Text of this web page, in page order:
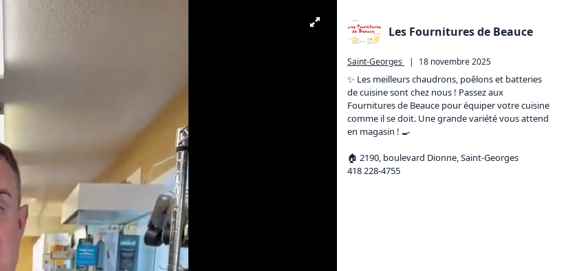
Les Fournitures de Beauce
Saint-Georges | 18 novembre 2025
✨ Les meilleurs chaudrons, poêlons et batteries
de cuisine sont chez nous ! Passez aux
Fournitures de Beauce pour équiper votre cuisine
comme il se doit. Une grande variété vous attend
en magasin ! 🍳
🏠️ 2190, boulevard Dionne, Saint-Georges
418 228-4755